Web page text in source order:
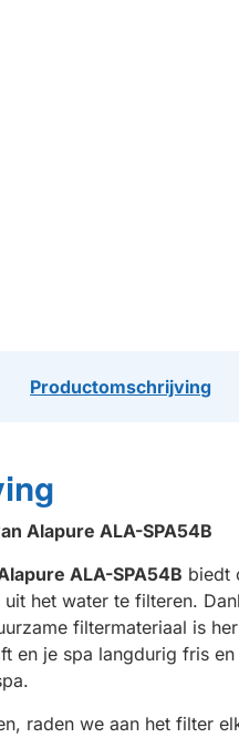
Productomschrijving
Alapure ALA-SPA54B
ALA-SPA54B biedt
het water te filteren.
filtermateriaal is
en je spa langdurig fris
raden we aan het filter